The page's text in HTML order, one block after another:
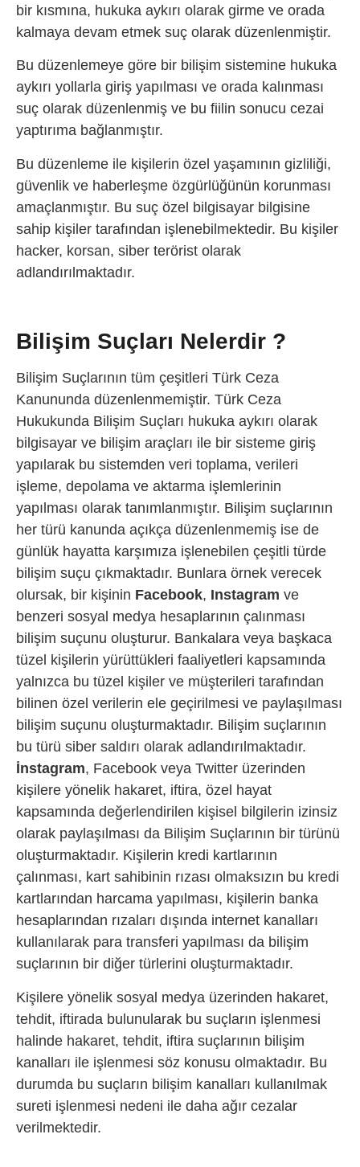
bir kısmına, hukuka aykırı olarak girme ve orada
kalmaya devam etmek suç olarak düzenlenmiştir.
Bu düzenlemeye göre bir bilişim sistemine hukuka
aykırı yollarla giriş yapılması ve orada kalınması
suç olarak düzenlenmiş ve bu fiilin sonucu cezai
yaptırıma bağlanmıştır.
Bu düzenleme ile kişilerin özel yaşamının gizliliği,
güvenlik ve haberleşme özgürlüğünün korunması
amaçlanmıştır. Bu suç özel bilgisayar bilgisine
sahip kişiler tarafından işlenebilmektedir. Bu kişiler
hacker, korsan, siber terörist olarak
adlandırılmaktadır.
Bilişim Suçları Nelerdir ?
Bilişim Suçlarının tüm çeşitleri Türk Ceza
Kanununda düzenlenmemiştir. Türk Ceza
Hukukunda Bilişim Suçları hukuka aykırı olarak
bilgisayar ve bilişim araçları ile bir sisteme giriş
yapılarak bu sistemden veri toplama, verileri
işleme, depolama ve aktarma işlemlerinin
yapılması olarak tanımlanmıştır. Bilişim suçlarının
her türü kanunda açıkça düzenlenmemiş ise de
günlük hayatta karşımıza işlenebilen çeşitli türde
bilişim suçu çıkmaktadır. Bunlara örnek verecek
olursak, bir kişinin Facebook, Instagram ve
benzeri sosyal medya hesaplarının çalınması
bilişim suçunu oluşturur. Bankalara veya başkaca
tüzel kişilerin yürüttükleri faaliyetleri kapsamında
yalnızca bu tüzel kişiler ve müşterileri tarafından
bilinen özel verilerin ele geçirilmesi ve paylaşılması
bilişim suçunu oluşturmaktadır. Bilişim suçlarının
bu türü siber saldırı olarak adlandırılmaktadır.
İnstagram, Facebook veya Twitter üzerinden
kişilere yönelik hakaret, iftira, özel hayat
kapsamında değerlendirilen kişisel bilgilerin izinsiz
olarak paylaşılması da Bilişim Suçlarının bir türünü
oluşturmaktadır. Kişilerin kredi kartlarının
çalınması, kart sahibinin rızası olmaksızın bu kredi
kartlarından harcama yapılması, kişilerin banka
hesaplarından rızaları dışında internet kanalları
kullanılarak para transferi yapılması da bilişim
suçlarının bir diğer türlerini oluşturmaktadır.
Kişilere yönelik sosyal medya üzerinden hakaret,
tehdit, iftirada bulunularak bu suçların işlenmesi
halinde hakaret, tehdit, iftira suçlarının bilişim
kanalları ile işlenmesi söz konusu olmaktadır. Bu
durumda bu suçların bilişim kanalları kullanılmak
sureti işlenmesi nedeni ile daha ağır cezalar
verilmektedir.